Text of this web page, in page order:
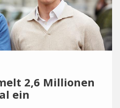
2,6 Millionen
ein